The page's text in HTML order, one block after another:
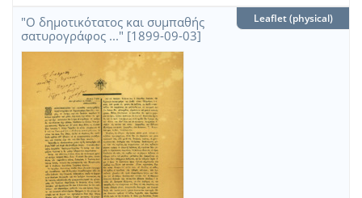
"Ο δημοτικότατος και συμπαθής
σατυρογράφος ..." [1899-09-03]
Leaflet (physical)